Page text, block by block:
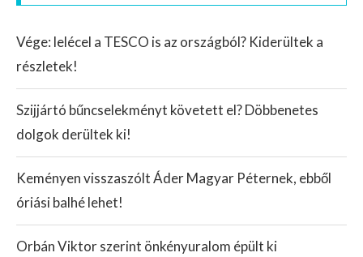
Vége: lelécel a TESCO is az országból? Kiderültek a
részletek!
Szijjártó bűncselekményt követett el? Döbbenetes
dolgok derültek ki!
Keményen visszaszólt Áder Magyar Péternek, ebből
óriási balhé lehet!
Orbán Viktor szerint önkényuralom épült ki